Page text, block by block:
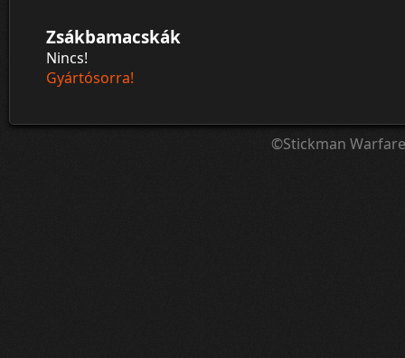
Zsákbamacskák
Nincs!
Gyártósorra!
©Stickman Warfare